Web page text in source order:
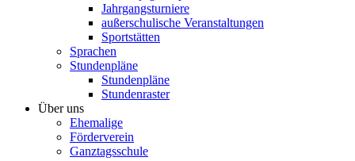
Jahrgangsturniere
außerschulische Veranstaltungen
Sportstätten
Sprachen
Stundenpläne
Stundenpläne
Stundenraster
Über uns
Ehemalige
Förderverein
Ganztagsschule